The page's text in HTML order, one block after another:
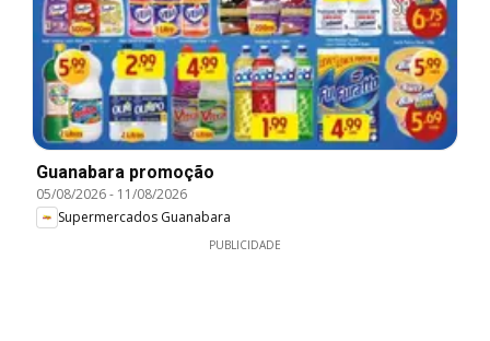
Guanabara promoção
05/08/2026- 11/08/2026
Supermercados Guanabara
PUBLICIDADE